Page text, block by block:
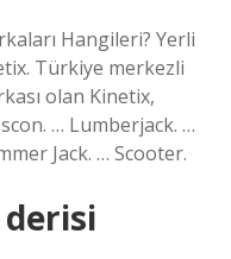
Hangileri? Yerli
Türkiye merkezli
olan Kinetix,
… Lumberjack. …
Jack. … Scooter.